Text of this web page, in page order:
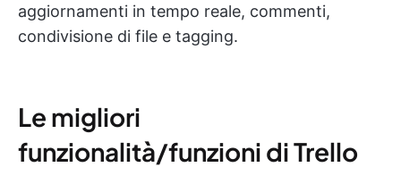
aggiornamenti in tempo reale, commenti,
condivisione di file e tagging.
Le migliori
funzionalità/funzioni di Trello